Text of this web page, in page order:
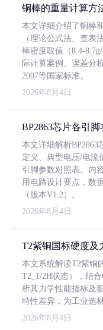
铜棒的重量计算方
本文详细介绍了铜棒
（理论公式法、查表
棒密度取值（8.4-
际计算案例、误差分
2007等国家标准。
2026年8月4日
BP2863芯片各引脚
本文详细解析BP2863
定义、典型电压/电流
引脚参数对照表。内
用电路设计要点，数
（版本V1.2）。
2026年8月4日
T2紫铜国标硬度及
本文系统解读T2紫铜
T2_1/2H状态），结
析其力学性能指标及
特性差异，为工业选
2026年8月4日